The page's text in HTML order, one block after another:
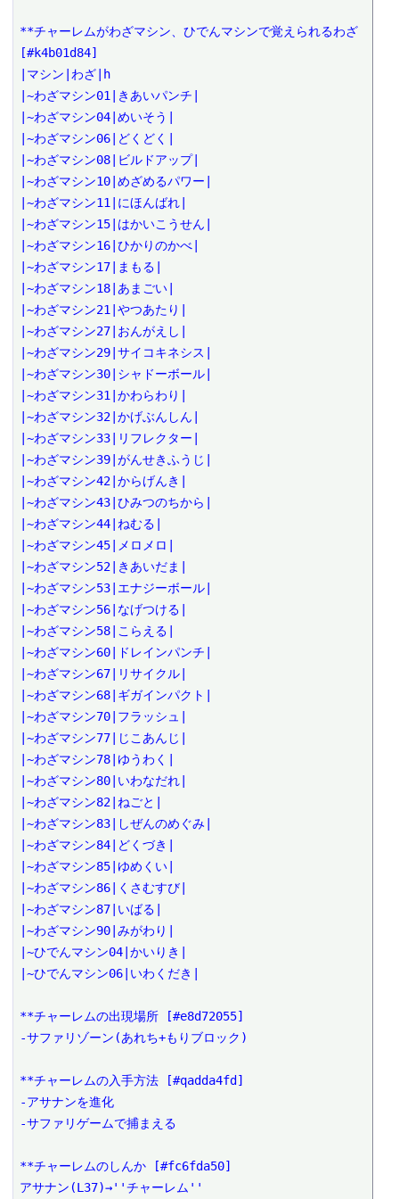
**チャーレムがわざマシン、ひでんマシンで覚えられるわざ
[#k4b01d84]
|マシン|わざ|h
|~わざマシン01|きあいパンチ|
|~わざマシン04|めいそう|
|~わざマシン06|どくどく|
|~わざマシン08|ビルドアップ|
|~わざマシン10|めざめるパワー|
|~わざマシン11|にほんばれ|
|~わざマシン15|はかいこうせん|
|~わざマシン16|ひかりのかべ|
|~わざマシン17|まもる|
|~わざマシン18|あまごい|
|~わざマシン21|やつあたり|
|~わざマシン27|おんがえし|
|~わざマシン29|サイコキネシス|
|~わざマシン30|シャドーボール|
|~わざマシン31|かわらわり|
|~わざマシン32|かげぶんしん|
|~わざマシン33|リフレクター|
|~わざマシン39|がんせきふうじ|
|~わざマシン42|からげんき|
|~わざマシン43|ひみつのちから|
|~わざマシン44|ねむる|
|~わざマシン45|メロメロ|
|~わざマシン52|きあいだま|
|~わざマシン53|エナジーボール|
|~わざマシン56|なげつける|
|~わざマシン58|こらえる|
|~わざマシン60|ドレインパンチ|
|~わざマシン67|リサイクル|
|~わざマシン68|ギガインパクト|
|~わざマシン70|フラッシュ|
|~わざマシン77|じこあんじ|
|~わざマシン78|ゆうわく|
|~わざマシン80|いわなだれ|
|~わざマシン82|ねごと|
|~わざマシン83|しぜんのめぐみ|
|~わざマシン84|どくづき|
|~わざマシン85|ゆめくい|
|~わざマシン86|くさむすび|
|~わざマシン87|いばる|
|~わざマシン90|みがわり|
|~ひでんマシン04|かいりき|
|~ひでんマシン06|いわくだき|
**チャーレムの出現場所 [#e8d72055]
-サファリゾーン(あれち+もりブロック)
**チャーレムの入手方法 [#qadda4fd]
-アサナンを進化
-サファリゲームで捕まえる
**チャーレムのしんか [#fc6fda50]
アサナン(L37)→''チャーレム''